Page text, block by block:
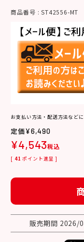
商品番号 ST42556-MT
お支払い方法・配送方法など
¥6,490
¥4,543税込
[ 41 ポイント進呈 ]
販売期間 2026/